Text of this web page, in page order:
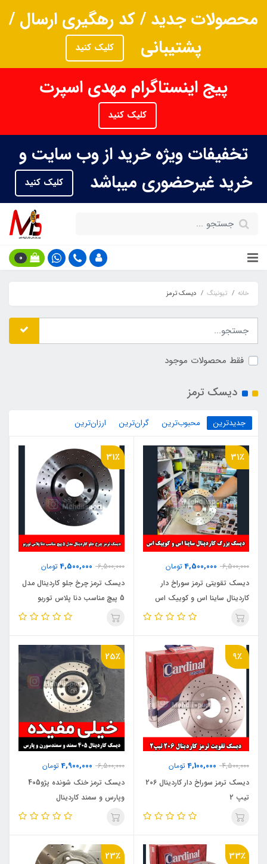
محصولات جدید / کد رهگیری ارسال /
پشتیبانی
کلیک کنید
پیج اینستاگرام مهدی اسپرت
کلیک کنید
تخفیفات ویژه خرید از وب سایت و
خرید غیرحضوری میباشد
کلیک کنید
0
خانه تیونینگ دیسک ترمز
فقط محصولات موجود
دیسک ترمز
جدیدترین محبوب‌ترین گران‌ترین ارزان‌ترین
31٪
6,500,000
4,500,000تومان
دیسک تقویتی ترمز سوراخ دار
کاردینال ساینا اس و کوییک اس
(دیسک بزرگ)
31٪
6,500,000
4,500,000تومان
دیسک ترمز چرخ جلو کاردینال مدل
5 پیچ مناسب دنا پلاس توربو
"جفت" +فیلم محصول
9٪
4,500,000
4,100,000تومان
دیسک ترمز سوراخ دار کاردینال 206
تیپ 2
25٪
6,500,000
4,900,000تومان
دیسک ترمز خنک شونده پژو405
وپارس و سمند کاردینال
33٪ 23٪